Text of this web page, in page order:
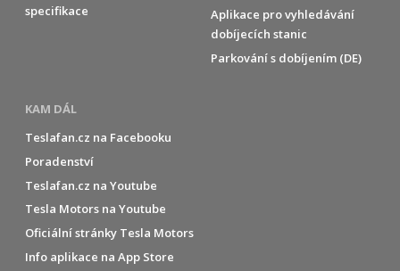
specifikace
Aplikace pro vyhledávání
dobíjecích stanic
Parkování s dobíjením (DE)
KAM DÁL
Teslafan.cz na Facebooku
Poradenství
Teslafan.cz na Youtube
Tesla Motors na Youtube
Oficiální stránky Tesla Motors
Info aplikace na App Store